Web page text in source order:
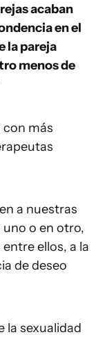
acaban
en el
la pareja
menos de
con más
a nuestras
o en otro,
ellos, a la
de deseo
la sexualidad